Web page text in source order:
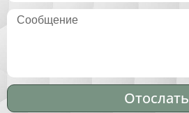
Отослать